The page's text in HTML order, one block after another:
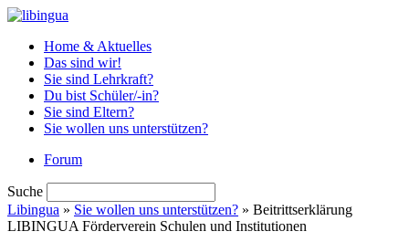
Home & Aktuelles
Das sind wir!
Sie sind Lehrkraft?
Du bist Schüler/-in?
Sie sind Eltern?
Sie wollen uns unterstützen?
Forum
Suche
Libingua » Sie wollen uns unterstützen? » Beitrittserklärung
LIBINGUA Förderverein Schulen und Institutionen